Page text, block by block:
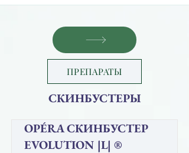
ПРЕПАРАТЫ
СКИНБУСТЕРЫ
OPÉRA СКИНБУСТЕР
EVOLUTION |L| ®